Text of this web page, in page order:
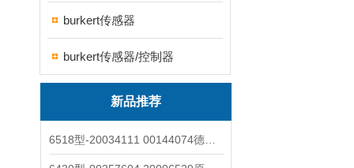
burkert传感器
burkert传感器/控制器
新品推荐